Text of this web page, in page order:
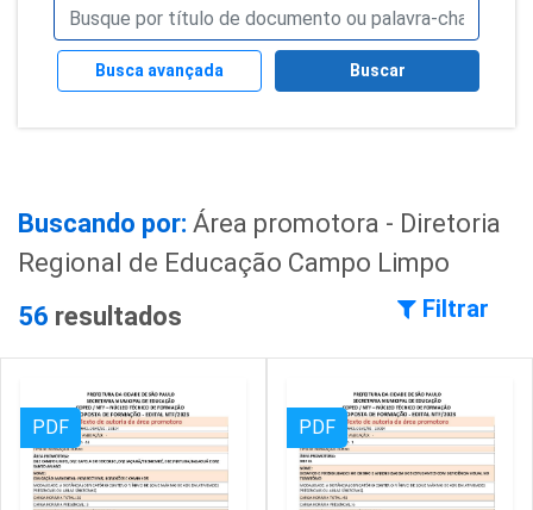
Busca avançada Buscar
Buscando por: Área promotora - Diretoria
Regional de Educação Campo Limpo
56 resultados Filtrar
PDF PDF